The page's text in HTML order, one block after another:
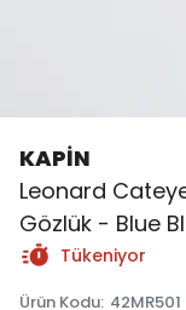
KAPİN
Leonard
Gözlük - Blue
Tükeniyor
Ürün Kodu: 42MR501